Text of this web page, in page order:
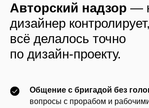
Авторский надзор —
дизайнер
всё делалось точно
по дизайн-проекту.
Общение с бригадой без
вопросы с прорабом и